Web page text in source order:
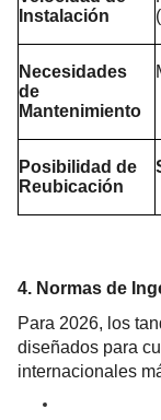
Instalación
Necesidades
de
Mantenimiento
Posibilidad de
Reubicación
4. Normas de
Para 2026, los
diseñados para
internacionales